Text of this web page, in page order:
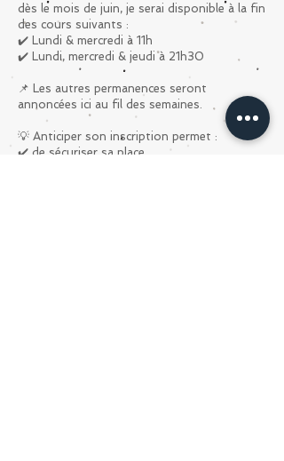
dès le mois de juin, je serai disponible à la fin
des cours suivants :
✔️ Lundi & mercredi à 11h
✔️ Lundi, mercredi & jeudi à 21h30
📌 Les autres permanences seront
annoncées ici au fil des semaines.
💡 Anticiper son inscription permet :
✔️ de sécuriser sa place